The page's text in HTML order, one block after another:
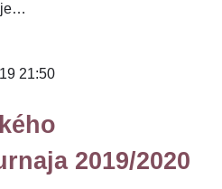
21:50
2019/2020